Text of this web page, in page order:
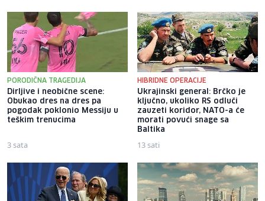
PORODIČNA TRAGEDIJA
Dirljive i neobične scene:
Obukao dres na dres pa
pogodak poklonio Messiju u
teškim trenucima
3 sata
HIBRIDNE OPERACIJE
Ukrajinski general: Brčko je
ključno, ukoliko RS odluči
zauzeti koridor, NATO-a će
morati povući snage sa
Baltika
13 sati